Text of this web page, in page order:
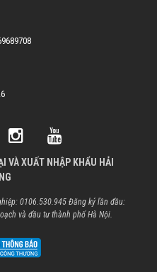
VÀ XUẤT NHẬP KHẨU HẢI
0106.530.945 Đăng ký lần đầu:
và đầu tư thành phố Hà Nội.